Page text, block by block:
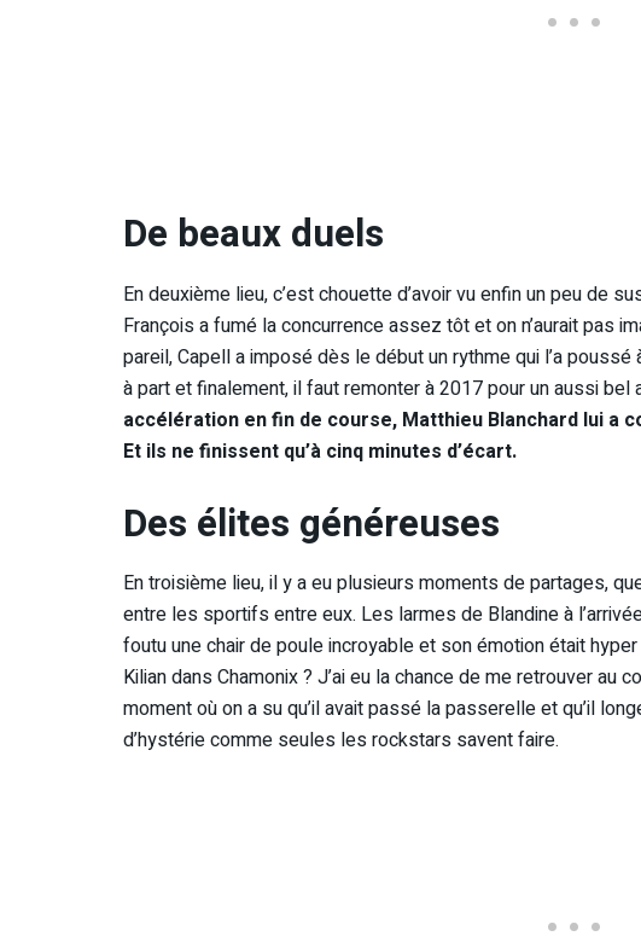
De beaux duels
En deuxième lieu, c’est chouette d’avoir vu enfin un peu de
François a fumé la concurrence assez tôt et on n’aurait pas
pareil, Capell a imposé dès le début un rythme qui l’a
à part et finalement, il faut remonter à 2017 pour un aussi bel
accélération en fin de course, Matthieu Blanchard lui a
Et ils ne finissent qu’à cinq minutes d’écart.
Des élites généreuses
En troisième lieu, il y a eu plusieurs moments de partages,
entre les sportifs entre eux. Les larmes de Blandine à
foutu une chair de poule incroyable et son émotion était
Kilian dans Chamonix ? J’ai eu la chance de me retrouver au
moment où on a su qu’il avait passé la passerelle et qu’il
d’hystérie comme seules les rockstars savent faire.